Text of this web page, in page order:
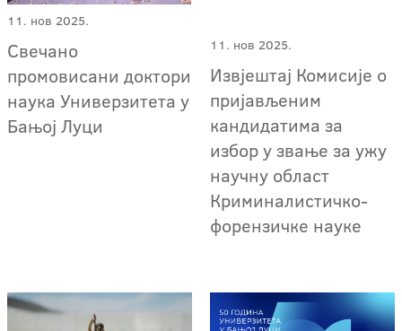
11. нов 2025.
Свечано
промовисани доктори
наука Универзитета у
Бањој Луци
11. нов 2025.
Извјештај Комисије о
пријављеним
кандидатима за
избор у звање за ужу
научну област
Криминалистичко-
форензичке науке